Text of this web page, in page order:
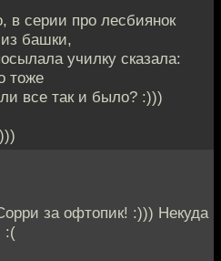
в серии про лесбиянок
из башки,
училку сказала:
тоже
все так и было? :)))
за офтопик! :))) Некуда
:(